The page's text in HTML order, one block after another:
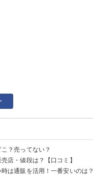
？売ってない？
の一覧
店・値段は？【口コミ】
は通販を活用！一番安いのは？